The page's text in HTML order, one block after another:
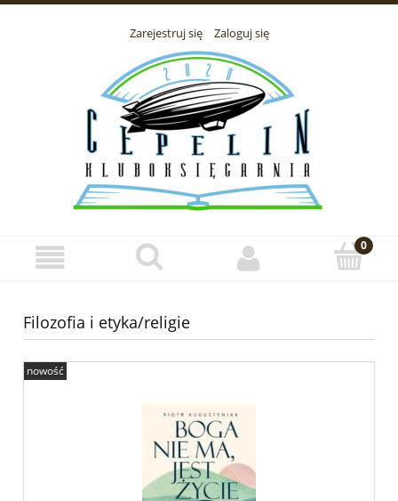
Zarejestruj się Zaloguj się
Filozofia i etyka/religie
nowość